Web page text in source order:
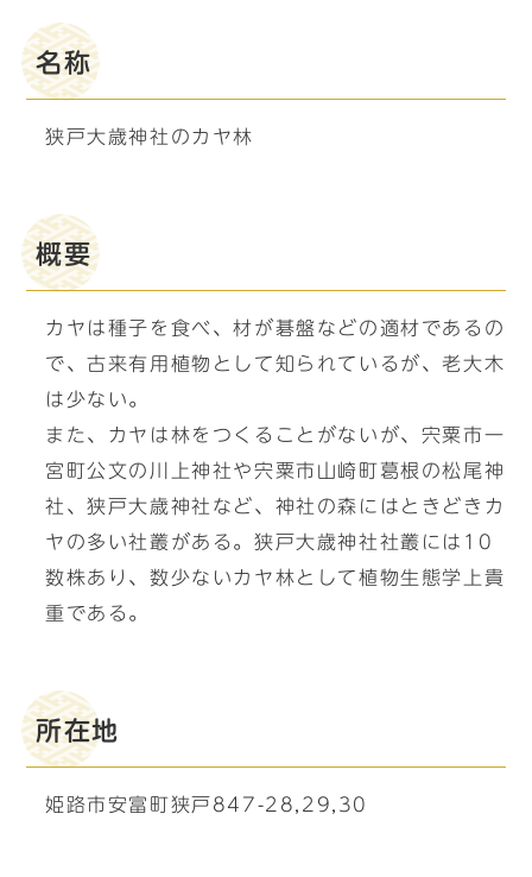
名称
狭戸大歳神社のカヤ林
概要
カヤは種子を食べ、材が碁盤などの適材であるの
で、古来有用植物として知られているが、老大木
は少ない。
また、カヤは林をつくることがないが、宍粟市一
宮町公文の川上神社や宍粟市山崎町葛根の松尾神
社、狭戸大歳神社など、神社の森にはときどきカ
ヤの多い社叢がある。狭戸大歳神社社叢には10
数株あり、数少ないカヤ林として植物生態学上貴
重である。
所在地
姫路市安富町狭戸847-28,29,30